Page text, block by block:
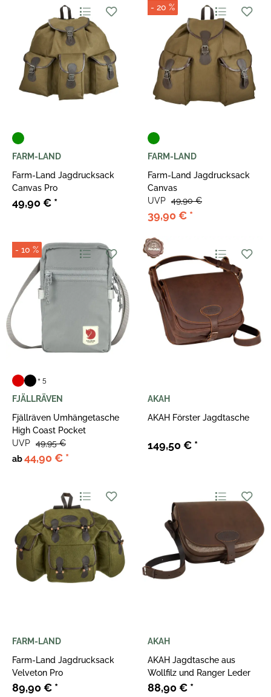
FARM-LAND
Farm-Land Jagdrucksack
Canvas Pro
49,90 € *
- 20 %
FARM-LAND
Farm-Land Jagdrucksack
Canvas
39,90 € *
UVP 49,90 €
- 10 %
+ 5
FJÄLLRÄVEN
Fjällräven Umhängetasche
High Coast Pocket
ab44,90 € *
UVP 49,95 €
AKAH
AKAH Förster Jagdtasche
149,50 € *
FARM-LAND
Farm-Land Jagdrucksack
Velveton Pro
89,90 € *
AKAH
AKAH Jagdtasche aus
Wollfilz und Ranger Leder
88,90 € *